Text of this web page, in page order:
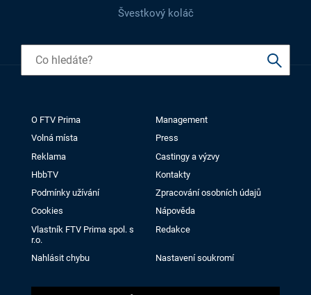
Švestkový koláč
O FTV Prima
Management
Volná místa
Press
Reklama
Castingy a výzvy
HbbTV
Kontakty
Podmínky užívání
Zpracování osobních údajů
Cookies
Nápověda
Vlastník FTV Prima spol. s
r.o.
Redakce
Nahlásit chybu Nastavení soukromí